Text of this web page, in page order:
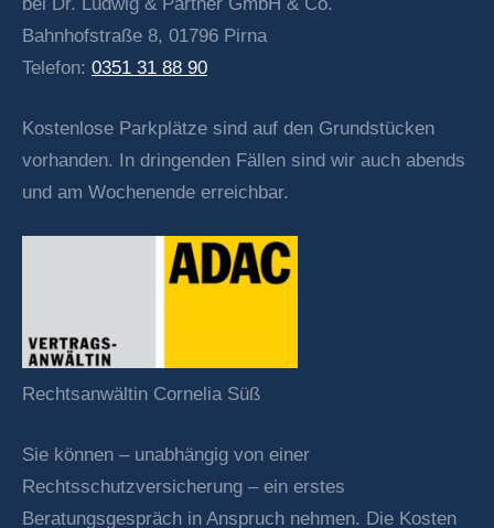
Bahnhofstraße 8, 01796 Pirna
Telefon: 0351 31 88 90
Kostenlose Parkplätze sind auf den Grundstücken
vorhanden. In dringenden Fällen sind wir auch abends
und am Wochenende erreichbar.
Rechtsanwältin Cornelia Süß
Sie können – unabhängig von einer
Rechtsschutzversicherung – ein erstes
Beratungsgespräch in Anspruch nehmen. Die Kosten